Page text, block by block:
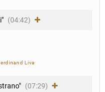
(04:42)
Liva
(07:29)